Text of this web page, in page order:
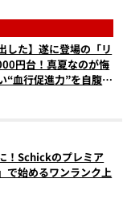
した】遂に登場の「リ
円台！真夏なのが悔
“血行促進力”を自腹レ
！Schickのプレミア
で始めるワンランク上